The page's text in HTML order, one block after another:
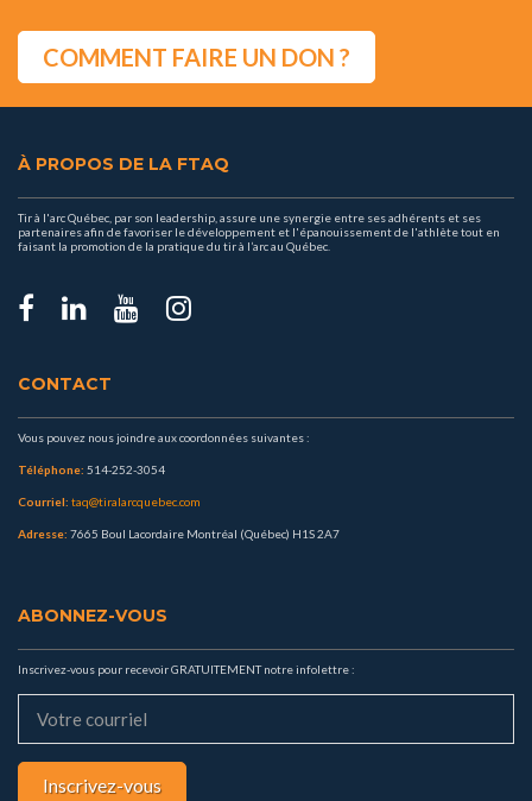
COMMENT FAIRE UN DON ?
À PROPOS DE LA FTAQ
Tir à l'arc Québec, par son leadership, assure une synergie entre ses adhérents et ses
partenaires afin de favoriser le développement et l'épanouissement de l'athlète tout en
faisant la promotion de la pratique du tir à l’arc au Québec.
CONTACT
Vous pouvez nous joindre aux coordonnées suivantes :
Téléphone: 514-252-3054
Courriel: taq@tiralarcquebec.com
Adresse: 7665 Boul Lacordaire Montréal (Québec) H1S 2A7
ABONNEZ-VOUS
Inscrivez-vous pour recevoir GRATUITEMENT notre infolettre :
Inscrivez-vous